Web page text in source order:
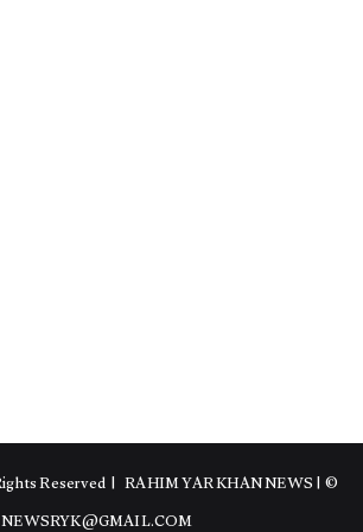
© Copyright 2026, All Rights Reserved |
RAHIM YAR KHAN NEWS|